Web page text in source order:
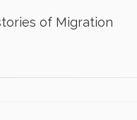
of Migration